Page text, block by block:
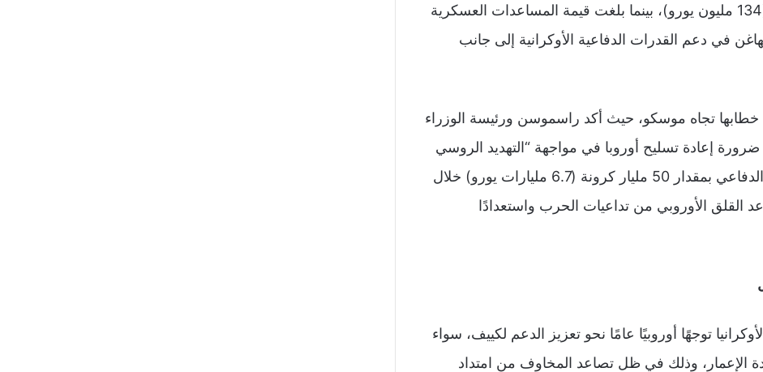
فبراير 2022 إلى أكثر من مليار كرونة (134 مليون يورو)، بينما بلغت قيمة المساعدات العسكرية
في دعم القدرات الدفاعية الأوكرانية إلى جانب
تجاه موسكو، حيث أكد راسموسن ورئيسة الوزراء
إعادة تسليح أوروبا في مواجهة “التهديد الروسي
المتزايد”، وأعلنت كوبنهاغن رفع إنفاقها الدفاعي بمقدار 50 مليار كرونة (6.7 مليارات يورو) خلال
القلق الأوروبي من تداعيات الحرب واستعدادًا
توجهًا أوروبيًا عامًا نحو تعزيز الدعم لكييف، سواء
الإعمار، وذلك في ظل تصاعد المخاوف من امتداد